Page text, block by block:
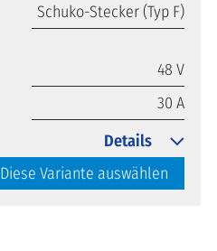
Schuko-Stecker (Typ F)
48 V
30 A
Diese Variante auswählen
Details